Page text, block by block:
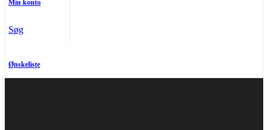
Min konto
Søg
Ønskeliste